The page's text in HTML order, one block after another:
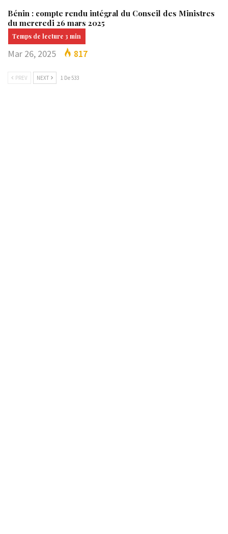
Bénin : compte rendu intégral du Conseil des Ministres
du mercredi 26 mars 2025
Mar 26, 2025 817
PREV NEXT 1 De 533